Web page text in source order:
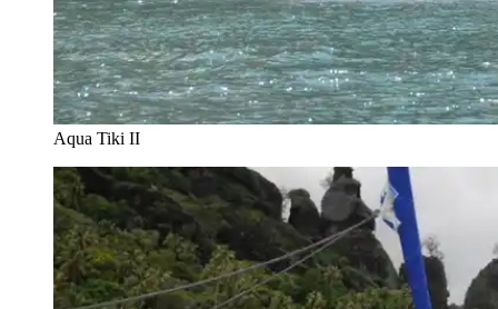
Aqua Tiki II